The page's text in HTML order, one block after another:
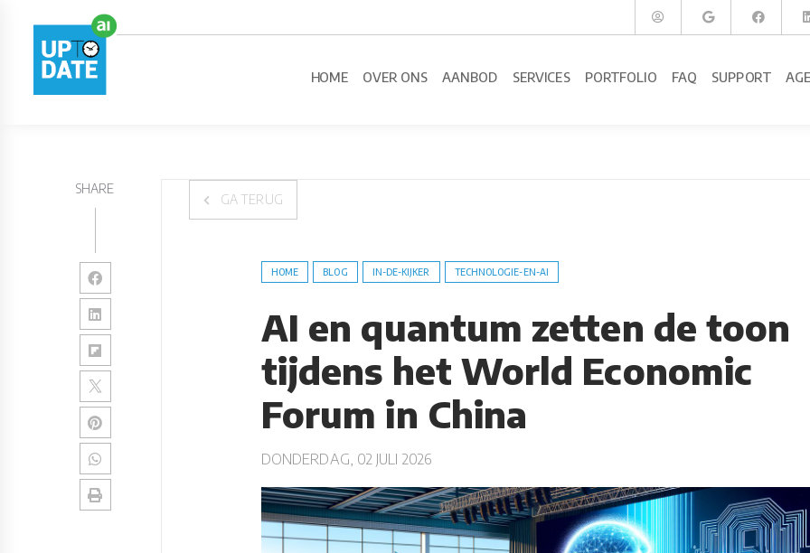
HOME OVER ONS AANBOD SERVICES PORTFOLIO FAQ SUPPORT
SHARE
GA TERUG
HOME BLOG IN-DE-KIJKER TECHNOLOGIE-EN-AI
AI en quantum zetten de toon
tijdens het World Economic
Forum in China
DONDERDAG, 02 JULI 2026